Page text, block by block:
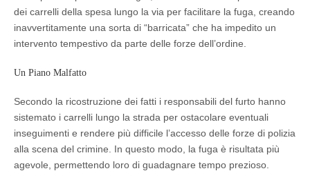
dei carrelli della spesa lungo la via per facilitare la fuga, creando
inavvertitamente una sorta di “barricata” che ha impedito un
intervento tempestivo da parte delle forze dell’ordine.
Un Piano Malfatto
Secondo la ricostruzione dei fatti i responsabili del furto hanno
sistemato i carrelli lungo la strada per ostacolare eventuali
inseguimenti e rendere più difficile l’accesso delle forze di polizia
alla scena del crimine. In questo modo, la fuga è risultata più
agevole, permettendo loro di guadagnare tempo prezioso.